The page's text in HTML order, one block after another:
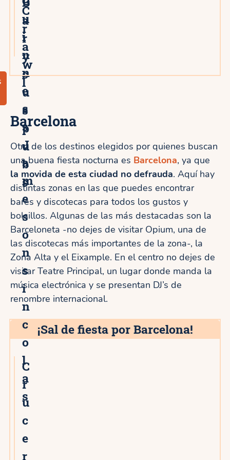
a
r
y
s
u
s
p
u
b
s
C
r
a
w
l
u
i
n
n
e
s
s
J
a
m
e
s
o
n
s
i
n
c
o
l
a
s
Barcelona
Otro de los destinos elegidos por quienes buscan
una buena fiesta nocturna es Barcelona, ya que
la movida de esta ciudad no defrauda. Aquí hay
distintas zonas en las que puedes encontrar
bares y discotecas para todos los gustos y
bolsillos. Algunas de las más destacadas son la
Barceloneta -no dejes de visitar Opium, una de
las discotecas más importantes de la zona-, la
Zona Alta y el Eixample. En el centro no dejes de
visitar Teatre Principal, un lugar donde manda la
música electrónica y se presentan DJ’s de
renombre internacional.
¡Sal de fiesta por Barcelona!
C
r
u
c
e
r